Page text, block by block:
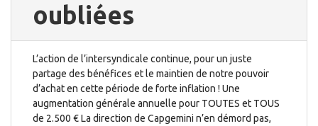
oubliées
L’action de l’intersyndicale continue, pour un juste
partage des bénéfices et le maintien de notre pouvoir
d’achat en cette période de forte inflation ! Une
augmentation générale annuelle pour TOUTES et TOUS
de 2.500 € La direction de Capgemini n’en démord pas,